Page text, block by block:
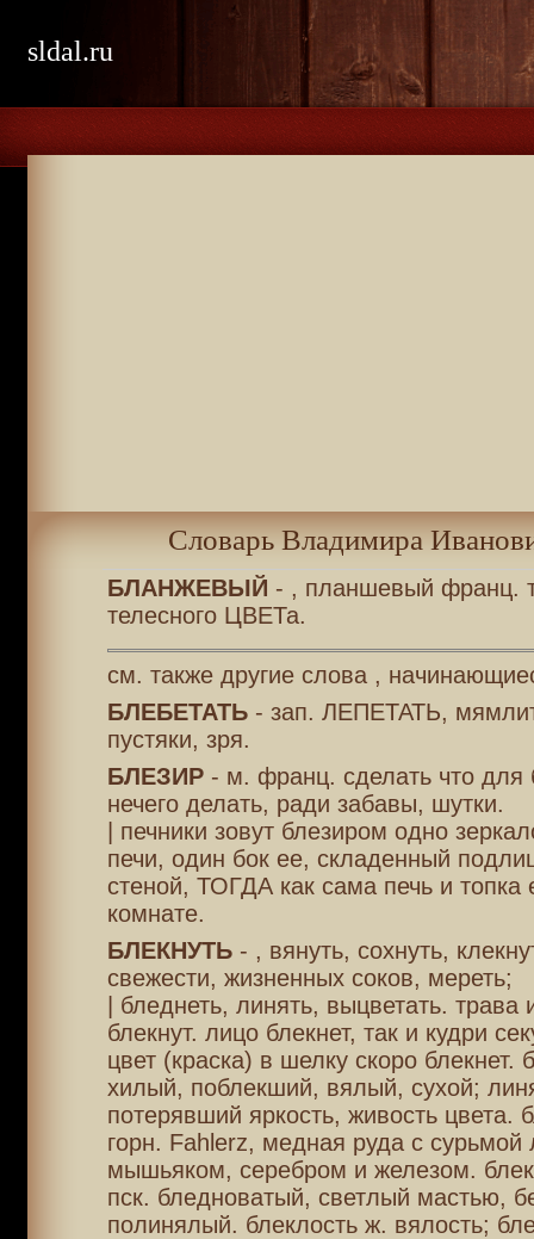
sldal.ru
Словарь Владимира
БЛАНЖЕВЫЙ - , планшевый франц.
телесного ЦВЕТа.
см. также другие слова ,
БЛЕБЕТАТЬ- зап. ЛЕПЕТАТЬ,
пустяки, зря.
БЛЕЗИР- м. франц. сделать что для
нечего делать, ради забавы, шутки.
| печники зовут блезиром одно
печи, один бок ее, складенный
стеной, ТОГДА как сама печь и топка
комнате.
БЛЕКНУТЬ- , вянуть, сохнуть,
свежести, жизненных соков, мереть;
| бледнеть, линять, выцветать. трава
блекнут. лицо блекнет, так и кудри
цвет (краска) в шелку скоро блекнет.
хилый, поблекший, вялый, сухой;
потерявший яркость, живость цвета.
горн. Fahlerz, медная руда с сурьмой
мышьяком, серебром и железом.
пск. бледноватый, светлый мастью,
полинялый. блеклость ж. вялость;